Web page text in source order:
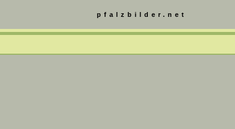
pfalzbilder.net